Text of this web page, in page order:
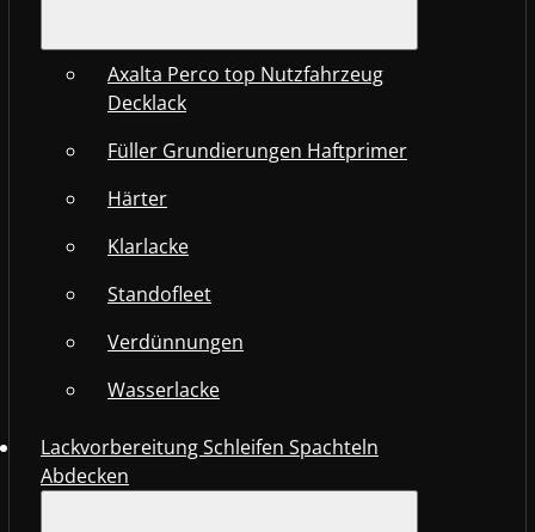
Axalta Perco top Nutzfahrzeug
Decklack
Füller Grundierungen Haftprimer
Härter
Klarlacke
Standofleet
Verdünnungen
Wasserlacke
Lackvorbereitung Schleifen Spachteln
Abdecken